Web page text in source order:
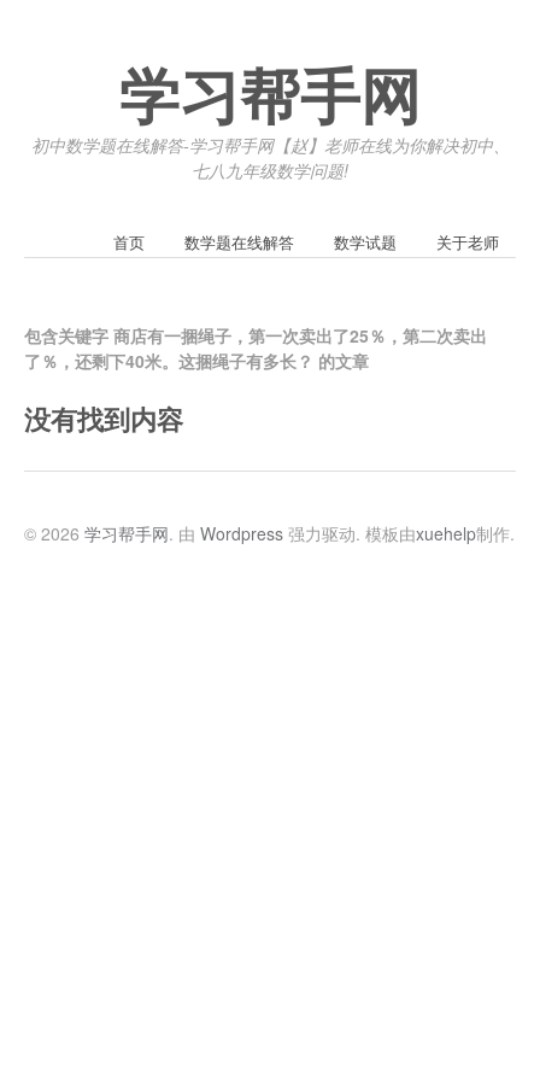
学习帮手网
初中数学题在线解答-学习帮手网【赵】老师在线为你解决初中、
七八九年级数学问题!
首页 数学题在线解答 数学试题 关于老师
包含关键字 商店有一捆绳子，第一次卖出了25％，第二次卖出
了％，还剩下40米。这捆绳子有多长？ 的文章
没有找到内容
© 2026 学习帮手网. 由 Wordpress 强力驱动. 模板由xuehelp制作.